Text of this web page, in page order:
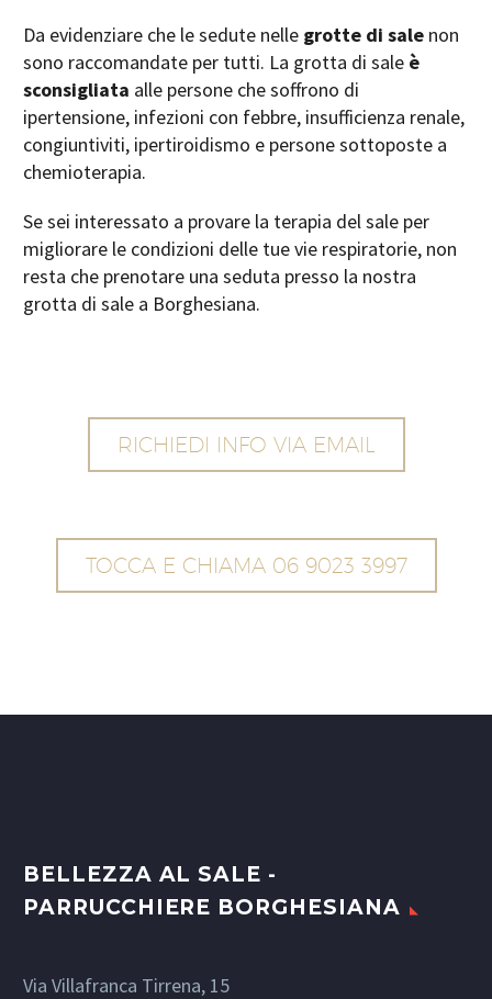
Da evidenziare che le sedute nelle grotte di sale non
sono raccomandate per tutti. La grotta di sale è
sconsigliata alle persone che soffrono di
ipertensione, infezioni con febbre, insufficienza renale,
congiuntiviti, ipertiroidismo e persone sottoposte a
chemioterapia.
Se sei interessato a provare la terapia del sale per
migliorare le condizioni delle tue vie respiratorie, non
resta che prenotare una seduta presso la nostra
grotta di sale a Borghesiana.
RICHIEDI INFO VIA EMAIL
TOCCA E CHIAMA 06 9023 3997
BELLEZZA AL SALE -
PARRUCCHIERE BORGHESIANA
Via Villafranca Tirrena, 15